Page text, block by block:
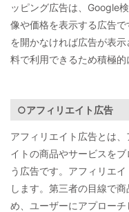
ッピング広告は、Google
像や価格を表示する広告
を開かなければ広告が表
料で利用できるため積極的
○アフィリエイト広告
アフィリエイト広告とは
イトの商品やサービスを
う広告です。アフィリエ
します。第三者の目線で
め、ユーザーにアプロー